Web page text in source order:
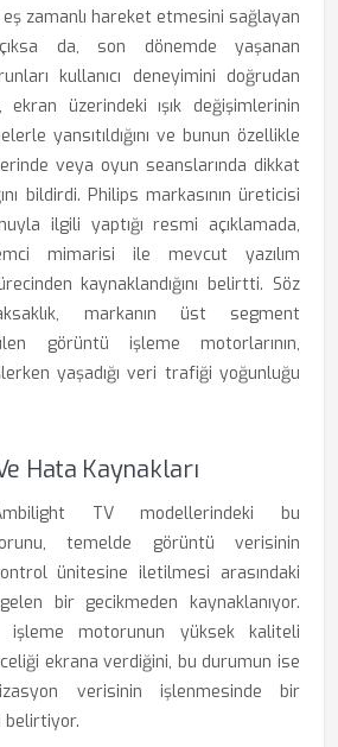
eş zamanlı hareket etmesini sağlayan
da, son dönemde yaşanan
kullanıcı deneyimini doğrudan
ekran üzerindeki ışık değişimlerinin
yansıtıldığını ve bunun özellikle
veya oyun seanslarında dikkat
bildirdi. Philips markasının üreticisi
ilgili yaptığı resmi açıklamada,
mimarisi ile mevcut yazılım
kaynaklandığını belirtti. Söz
markanın üst segment
görüntü işleme motorlarının,
yaşadığı veri trafiği yoğunluğu
Hata Kaynakları
TV modellerindeki bu
temelde görüntü verisinin
ünitesine iletilmesi arasındaki
bir gecikmeden kaynaklanıyor.
işleme motorunun yüksek kaliteli
ekrana verdiğini, bu durumun ise
verisinin işlenmesinde bir
belirtiyor.